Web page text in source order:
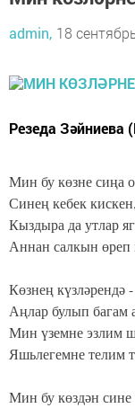
admin, 18
Резеда Зәйниева
Мин бу көзне сиңа
Синең кебек
Кыздыра да утлар
Аннан салкын өреп
Көзнең күзләрендә
Аңлар булып багам
Мин үземне эзлим
Яшьлегемне телим
Мин бу көздән